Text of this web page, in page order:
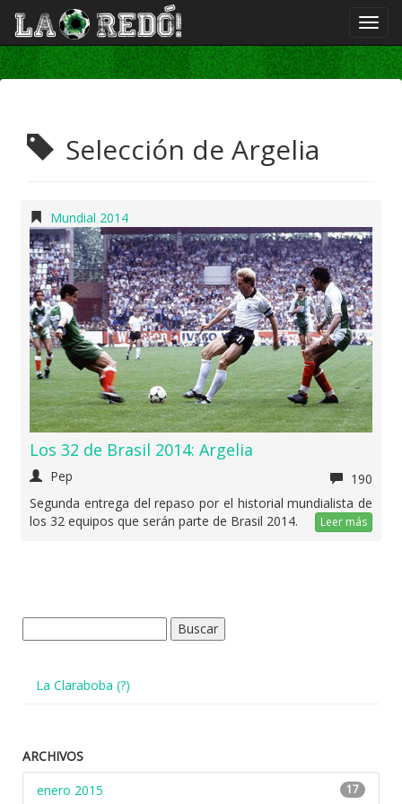
Selección de Argelia
Mundial 2014
Los 32 de Brasil 2014: Argelia
Pep
190
Segunda entrega del repaso por el historial mundialista de
los 32 equipos que serán parte de Brasil 2014.
Leer más
La Claraboba (?)
ARCHIVOS
enero 2015
17